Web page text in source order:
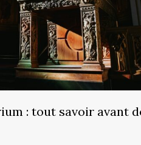
: tout savoir avant